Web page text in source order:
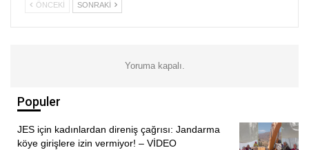
ÖNCEKI SONRAKI
Yoruma kapalı.
Populer
JES için kadınlardan direniş çağrısı: Jandarma
köye girişlere izin vermiyor! – VİDEO